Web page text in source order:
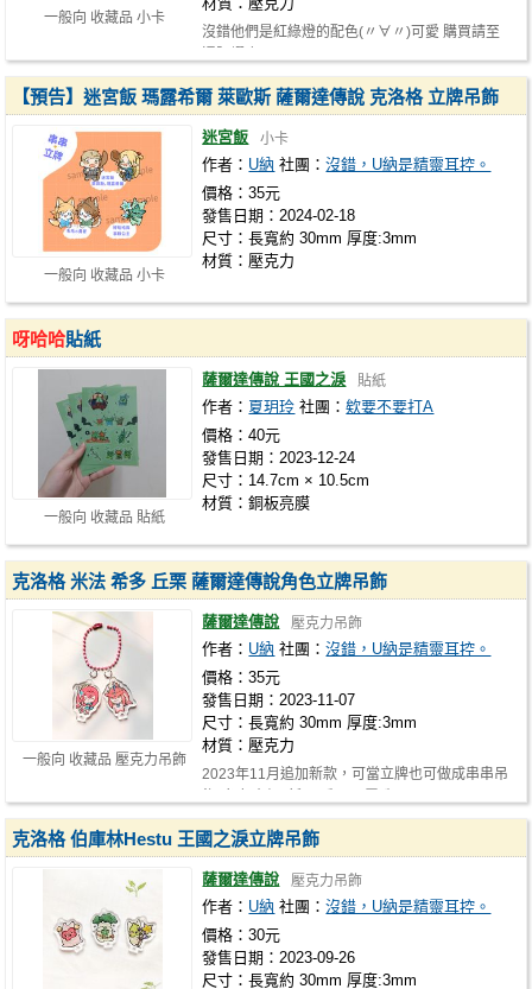
一般向 收藏品 小卡
沒錯他們是紅綠燈的配色(〃∀〃)可愛 購買請至
一般向 收藏品 小卡
【預告】迷宮飯 瑪露希爾 萊歐斯 薩爾達傳說 克洛格 立牌吊飾
迷宮飯 小卡
作者： U納 社團：沒錯，U納是精靈耳控。
價格：35元
發售日期：2024-02-18
尺寸：長寬約 30mm 厚度:3mm
材質：壓克力
一般向 收藏品 貼紙
呀哈哈貼紙
薩爾達傳說 王國之淚 貼紙
作者： 夏玥玲 社團：欸要不要打A
價格：40元
發售日期：2023-12-24
尺寸：14.7cm × 10.5cm
材質：銅板亮膜
一般向 收藏品 壓克力吊飾
克洛格 米法 希多 丘栗 薩爾達傳說角色立牌吊飾
薩爾達傳說 壓克力吊飾
作者： U納 社團：沒錯，U納是精靈耳控。
價格：35元
發售日期：2023-11-07
尺寸：長寬約 30mm 厚度:3mm
材質：壓克力
2023年11月追加新款，可當立牌也可做成串串吊
克洛格 伯庫林Hestu 王國之淚立牌吊飾
薩爾達傳說 壓克力吊飾
作者： U納 社團：沒錯，U納是精靈耳控。
價格：30元
發售日期：2023-09-26
尺寸：長寬約 30mm 厚度:3mm